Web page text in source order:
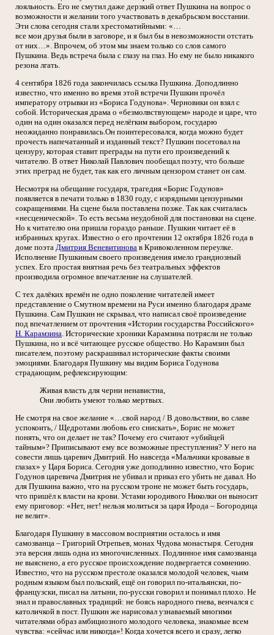
лояльность. Его не смутил даже дерзкий ответ Пушкина на вопрос о
возможности и желании того участвовать в декабрьском восстании.
Эти слова сегодня стали хрестоматийными: «…
все мои друзья были в заговоре, и я был бы в невозможности отстать
от них…». Впрочем, об этом мы знаем только со слов самого
Пушкина. Ведь встреча была с глазу на глаз. Но ему не было никакого
резона лгать.
4 сентября 1826 года закончилась ссылка Пушкина. Доподлинно
известно, что именно во время этой встречи Пушкин прочёл
императору отрывки из «Бориса Годунова». Черновики он взял с
собой. Историческая драма о «безмолвствующем» народе и царе, что
один на один оказался перед нелёгким выбором, государю
неожиданно понравилась.Он поинтересовался, когда можно будет
прочесть напечатанный и изданный текст? Пушкин посетовал на
цензуру, которая ставит преграды на пути его произведений к
читателю. В ответ Николай Павлович пообещал поэту, что больше
этих преград не будет, так как его личным цензором станет он сам.
Несмотря на обещание государя, трагедия «Борис Годунов»
появляется в печати только в 1830 году, с изрядными цензурными
сокращениями. На сцене была поставлена позже. Так как считалась
«несценической». То есть весьма неудобной для постановки на сцене.
Но к читателю она пришла гораздо раньше. Пушкин читает её в
избранных кругах. Известно о его прочтении 12 октября 1826 года в
доме поэта Дмитрия Веневитинова в Кривоколенном переулке.
Исполнение Пушкиным своего произведения имело грандиозный
успех. Его простая внятная речь без театральных эффектов
производила огромное впечатление на слушателей.
С тех далёких времён не одно поколение читателей имеет
представление о Смутном времени на Руси именно благодаря драме
Пушкина. Сам Пушкин не скрывал, что написал своё произведение
под впечатлением от прочтения «Истории государства Российского»
Н. Карамзина. Исторические хроники Карамзина потрясли не только
Пушкина, но и всё читающее русское общество. Но Карамзин был
писателем, поэтому раскрашивал исторические факты своими
эмоциями. Благодаря Пушкину мы видим Бориса Годунова
страдающим, рефлексирующим:
Живая власть для черни ненавистна,
Они любить умеют только мертвых.
Не смотря на свое желание «…свой народ / В довольствии, во славе
успокоить, / Щедротами любовь его снискать», Борис не может
понять, что он делает не так? Почему его считают «убийцей
тайным»? Приписывают ему все возможные преступления? У него на
совести лишь царевич Дмитрий. Но навсегда «Мальчики кровавые в
глазах» у Царя Бориса. Сегодня уже доподлинно известно, что Борис
Годунов царевича Дмитрия не убивал и приказ его убить не давал. Но
для Пушкина важно, что на русском троне не может быть государь,
что пришёл к власти на крови. Устами юродивого Николки он выносит
ему приговор: «Нет, нет! нельзя молиться за царя Ирода – Богородица
не велит».
Благодаря Пушкину в массовом восприятии осталось и имя
самозванца – Григорий Отрепьев, монах Чудова монастыря. Сегодня
эта версия лишь одна из многочисленных. Подлинное имя самозванца
не выяснено, а его русское происхождение подвергается сомнению.
Известно, что на русском престоле оказался молодой человек, чьим
родным языком был польский, ещё он говорил по-итальянски, по-
французски, писал на латыни, по-русски говорил и понимал плохо. Не
знал и православных традиций: не боясь народного гнева, венчался с
католичкой в пост. Пушкин же нарисовал узнаваемый многими
читателями образ амбициозного молодого человека, знакомые всем
чувства: «сейчас или никогда»! Когда хочется всего и сразу, легко